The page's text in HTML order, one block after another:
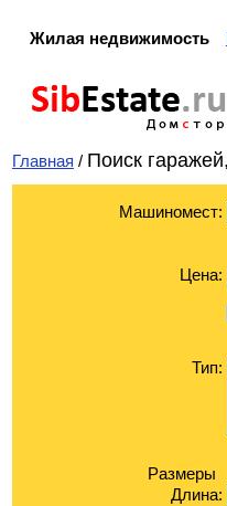
Жилая недвижимость
SibEstate.ru
стор
Главная / Поиск
Машиномест:
Цена:
Тип:
Размеры
Длина: